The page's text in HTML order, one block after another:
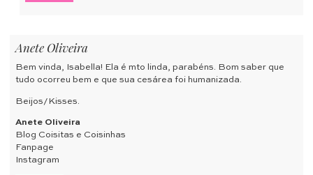
Anete Oliveira
Bem vinda, Isabella! Ela é mto linda, parabéns. Bom saber que
tudo ocorreu bem e que sua cesárea foi humanizada.
Beijos/Kisses.
Anete Oliveira
Blog Coisitas e Coisinhas
Fanpage
Instagram